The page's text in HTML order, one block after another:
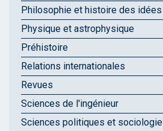
Philosophie et histoire des idées
Physique et astrophysique
Préhistoire
Relations internationales
Revues
Sciences de l'ingénieur
Sciences politiques et sociologie